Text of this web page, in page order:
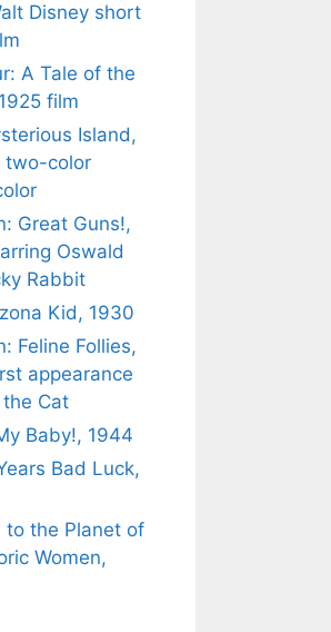
Disney short
A Tale of the
film
Island,
two-color
Great Guns!,
Oswald
Rabbit
Kid, 1930
Feline Follies,
appearance
the Cat
Baby!, 1944
Bad Luck,
to the Planet of
Women,